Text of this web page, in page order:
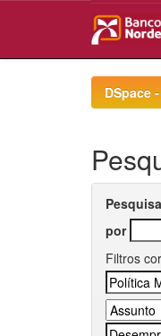
DSpace
por
Filtros